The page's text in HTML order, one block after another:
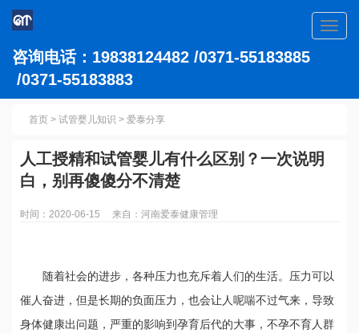
咨询电话：19838124482 /0371-55183885
/0371-55183883
首页 > 试管婴儿知识 > 爱泰分享
人工授精和试管婴儿有什么区别？一次说明
白，别再傻傻分不清楚
时间：2020-06-15 来自：河南爱泰健康管理
随着社会的进步，各种压力也充斥着人们的生活。压力可以
催人奋进，但是长期的负面压力，也会让人呢喘不过气来，导致
身体健康出问题，严重的影响到孕育后代的大事，不孕不育人群